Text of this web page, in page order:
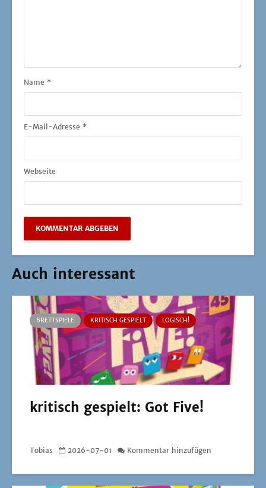
Name *
E-Mail-Adresse *
Webseite
Auch interessant
BRETTSPIELE KRITISCH GESPIELT LOGISCH!
kritisch gespielt: Got Five!
Tobias 2026-07-01 Kommentar hinzufügen